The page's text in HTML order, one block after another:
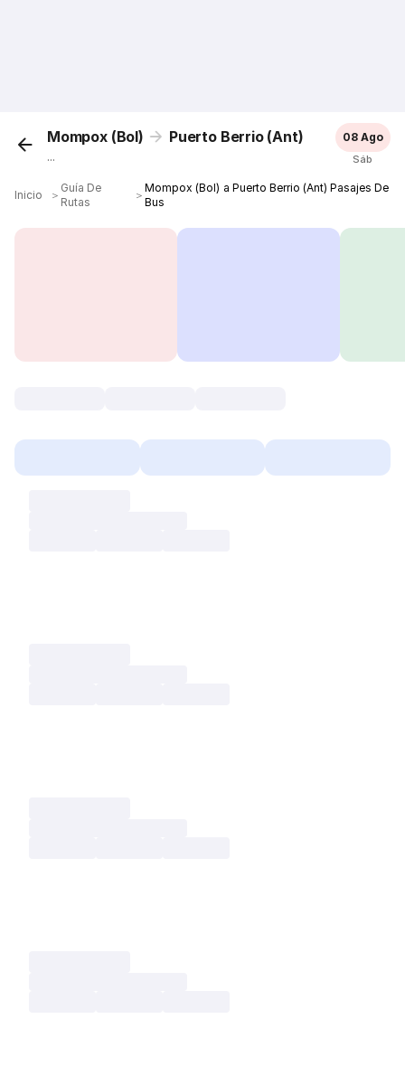
Mompox (Bol) Puerto Berrio (Ant)
...
08 Ago
Sáb
Inicio ＞
Guía De
Rutas
＞
Mompox (Bol) a Puerto Berrio (Ant) Pasajes De
Bus